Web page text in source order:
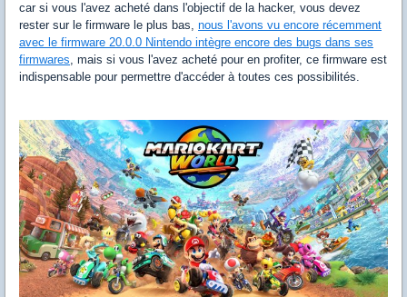
car si vous l'avez acheté dans l'objectif de la hacker, vous devez
rester sur le firmware le plus bas, nous l'avons vu encore récemment
avec le firmware 20.0.0 Nintendo intègre encore des bugs dans ses
firmwares, mais si vous l'avez acheté pour en profiter, ce firmware est
indispensable pour permettre d'accéder à toutes ces possibilités.